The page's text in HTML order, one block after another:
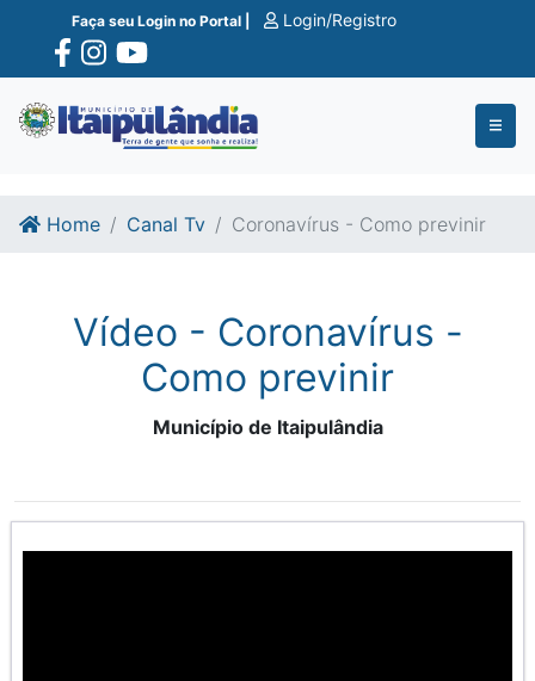
Ir para o conte�do
Ir para o fim do conte�do
Faça seu Login no Portal | Login/Registro
Home Canal Tv Coronavírus - Como previnir
Vídeo - Coronavírus -
Como previnir
Município de Itaipulândia